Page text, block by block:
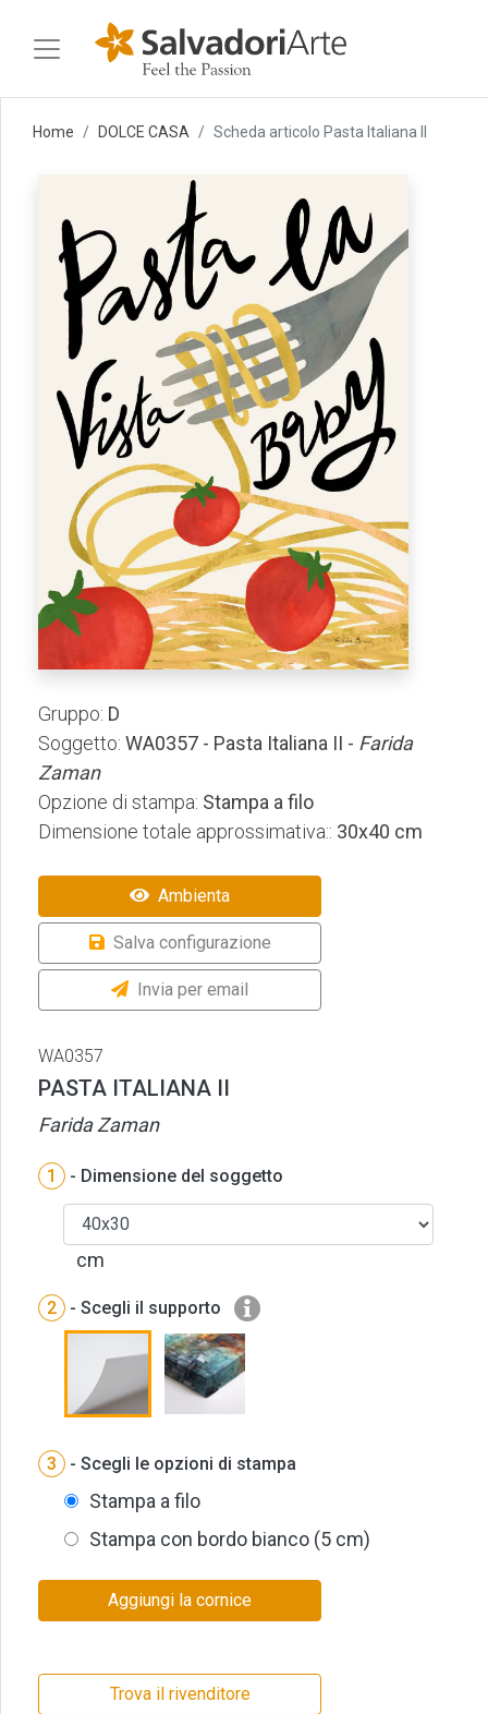
Home DOLCE CASA Scheda articolo Pasta Italiana II
Gruppo: D
Soggetto: WA0357 - Pasta Italiana II - Farida
Zaman
Opzione di stampa: Stampa a filo
Dimensione totale approssimativa:: 30x40 cm
Ambienta
Salva configurazione
Invia per email
WA0357
PASTA ITALIANA II
Farida Zaman
1 - Dimensione del soggetto
cm
2 - Scegli il supporto
3 - Scegli le opzioni di stampa
Stampa a filo
Stampa con bordo bianco (5 cm)
Aggiungi la cornice
Trova il rivenditore